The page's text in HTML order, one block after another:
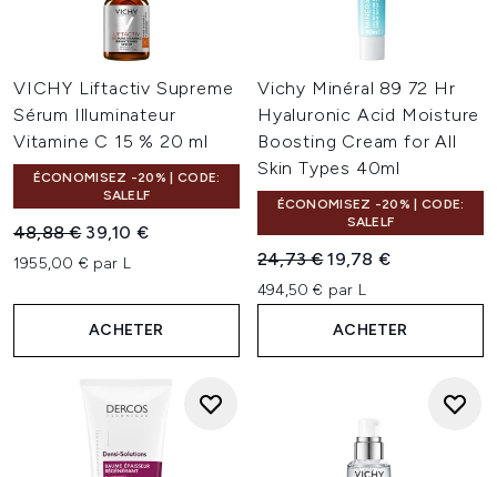
VICHY Liftactiv Supreme
Sérum Illuminateur
Vitamine C 15 % 20 ml
ÉCONOMISEZ -20% | CODE:
SALELF
Prix de vente :
48,88 € Prix ​​actuel :
39,10 €
1955,00 € par L
ACHETER
Vichy Minéral 89 72 Hr
Hyaluronic Acid Moisture
Boosting Cream for All
Skin Types 40ml
ÉCONOMISEZ -20% | CODE:
SALELF
Prix de vente :
24,73 €Prix ​​actuel :
19,78 €
494,50 € par L
ACHETER